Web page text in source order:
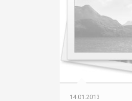
14.01.2013